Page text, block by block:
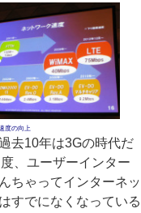
度の向上
去10年は3Gの時代だ
、ユーザーインター
ちゃってインターネッ
すでになくなっている